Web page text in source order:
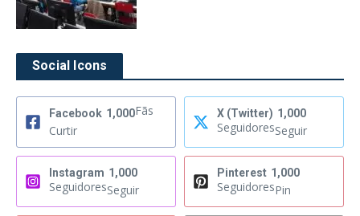
Social Icons
Facebook 1,000Fãs
Curtir
X (Twitter) 1,000
SeguidoresSeguir
Instagram 1,000
SeguidoresSeguir
Pinterest 1,000
SeguidoresPin